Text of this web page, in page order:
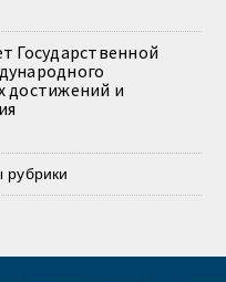
Государственной
достижений и
рубрики